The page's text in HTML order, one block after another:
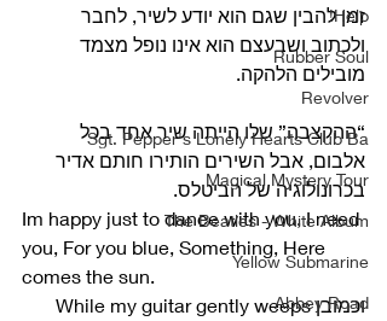
Help!
Rubber Soul
Revolver
Sgt. Pepper's Lonely Hearts Club Ba
Magical Mystery Tour
The Beatles - White Album
Yellow Submarine
Abbey Road
זמן להבין שגם הוא יודע לשיר, לחבר
ולכתוב ושבעצם הוא אינו נופל מצמד
מובילים הלהקה.
“ההקצבה” שלו הייתה שיר אחד בכל
אלבום, אבל השירים הותירו חותם אדיר
בכרונולוגיה של הביטלס.
Im happy just to dance with you, I need
you, For you blue, Something, Here
comes the sun.
וכמובן While my guitar gently weeps